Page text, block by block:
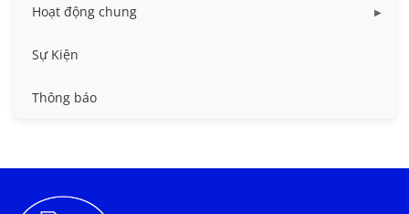
Hoạt động chung
Tin công tác sinh viên
Tin đào tạo
Tin tức chung
Sự Kiện
Thông báo